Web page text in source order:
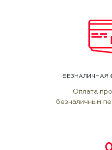
БЕЗНАЛИЧНАЯ
Оплата
безналичным